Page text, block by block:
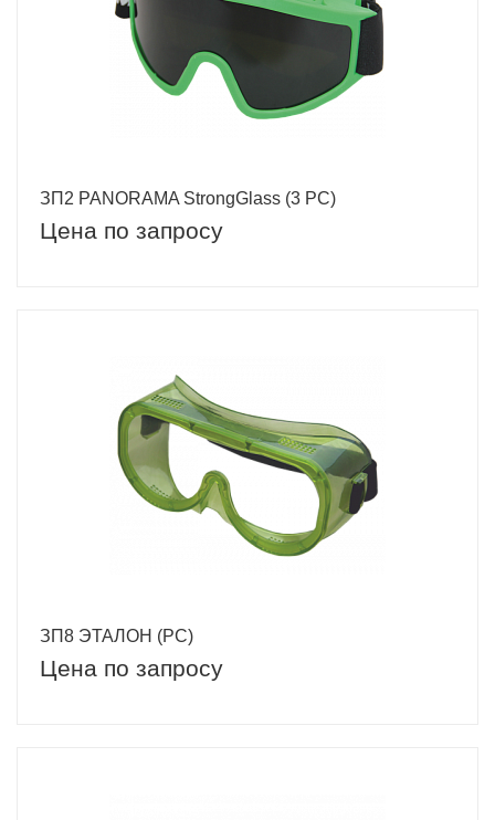
ЗП2 PANORAMA StrongGlass (3 PC)
Цена по запросу
ЗП8 ЭТАЛОН (PC)
Цена по запросу